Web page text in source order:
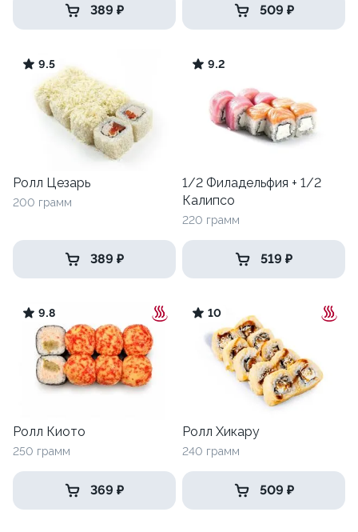
389 ₽ 509 ₽
9.5
Ролл Цезарь
200 грамм
389 ₽
9.2
1/2 Филадельфия + 1/2
Калипсо
220 грамм
519 ₽
9.8
Ролл Киото
250 грамм
369 ₽
10
Ролл Хикару
240 грамм
509 ₽